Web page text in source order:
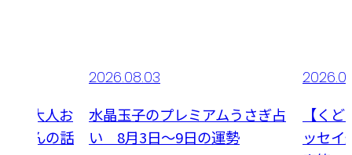
の大人お
さんの話
2026.08.03
水晶玉子のプレミアムうさぎ占
い 8月3日～9日の運勢
【く
ッセイ